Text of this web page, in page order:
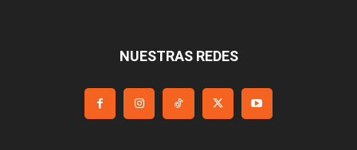
NUESTRAS REDES